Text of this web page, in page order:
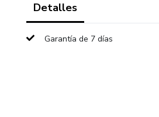
Detalles
Garantía de 7 días